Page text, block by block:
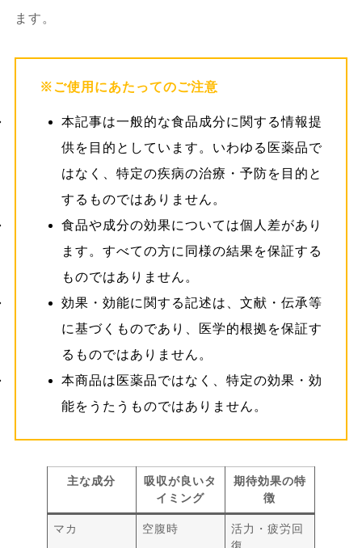
ます。
※ご使用にあたってのご注意
本記事は一般的な食品成分に関する情報提
供を目的としています。いわゆる医薬品で
はなく、特定の疾病の治療・予防を目的と
するものではありません。
食品や成分の効果については個人差があり
ます。すべての方に同様の結果を保証する
ものではありません。
効果・効能に関する記述は、文献・伝承等
に基づくものであり、医学的根拠を保証す
るものではありません。
本商品は医薬品ではなく、特定の効果・効
能をうたうものではありません。
主な成分
吸収が良いタ
イミング
期待効果の特
徴
マカ 空腹時
活力・疲労回
復